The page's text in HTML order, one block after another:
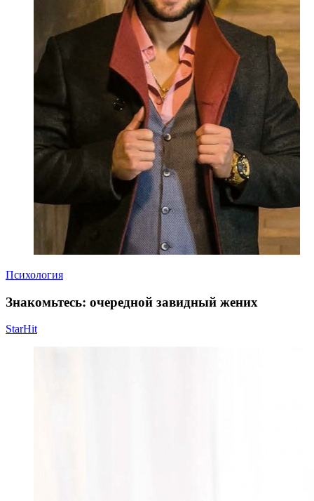
Психология
Знакомьтесь: очередной завидный жених
StarHit